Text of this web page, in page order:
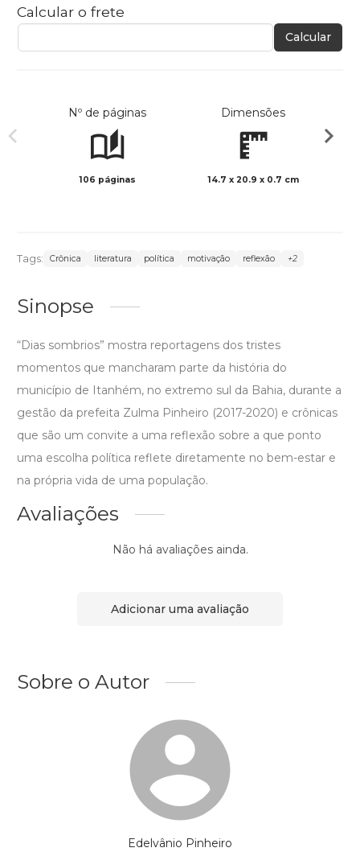
Calcular o frete
Calcular
Nº de páginas
106 páginas
Dimensões
14.7 x 20.9 x 0.7 cm
Tags: Crônica literatura política motivação reflexão +2
Sinopse
“Dias sombrios” mostra reportagens dos tristes
momentos que mancharam parte da história do
município de Itanhém, no extremo sul da Bahia, durante a
gestão da prefeita Zulma Pinheiro (2017-2020) e crônicas
que são um convite a uma reflexão sobre a que ponto
uma escolha política reflete diretamente no bem-estar e
na própria vida de uma população.
Avaliações
Não há avaliações ainda.
Adicionar uma avaliação
Sobre o Autor
Edelvânio Pinheiro